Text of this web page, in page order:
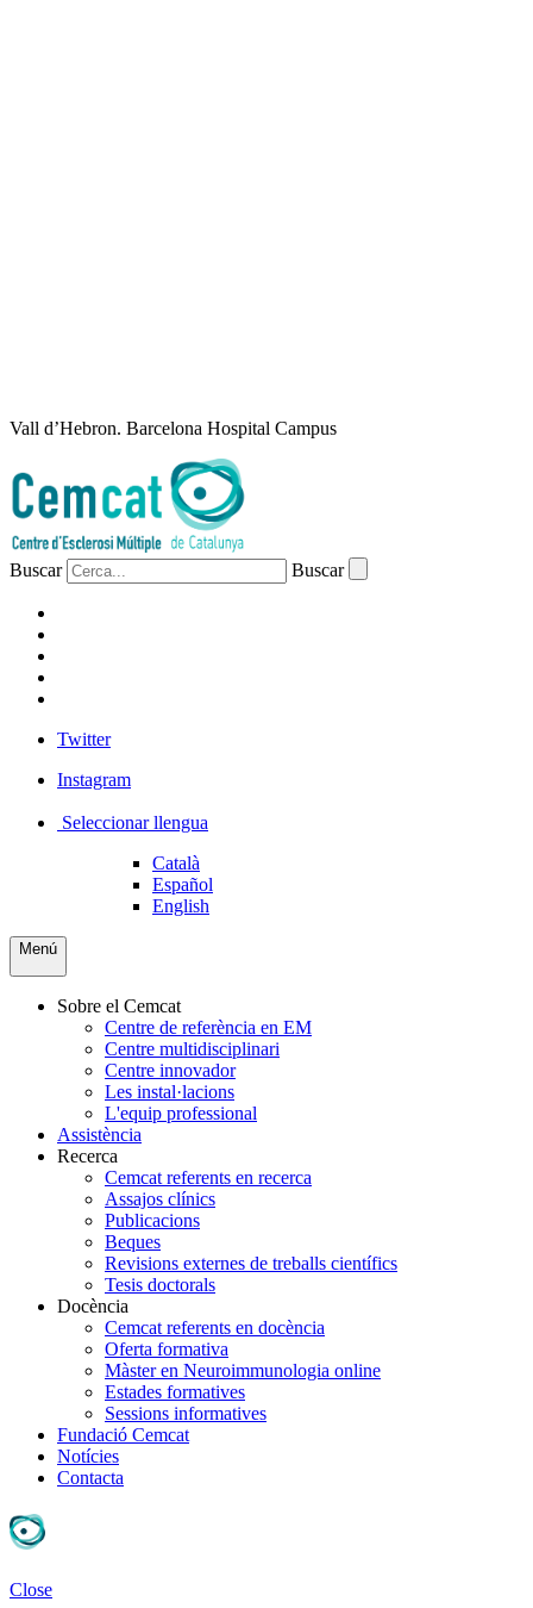
Vall d’Hebron. Barcelona Hospital Campus
Buscar Buscar
Twitter
Instagram
Seleccionar llengua
Català
Español
English
Menú
Sobre el Cemcat
Centre de referència en EM
Centre multidisciplinari
Centre innovador
Les instal·lacions
L'equip professional
Assistència
Recerca
Cemcat referents en recerca
Assajos clínics
Publicacions
Beques
Revisions externes de treballs científics
Tesis doctorals
Docència
Cemcat referents en docència
Oferta formativa
Màster en Neuroimmunologia online
Estades formatives
Sessions informatives
Fundació Cemcat
Notícies
Contacta
Close